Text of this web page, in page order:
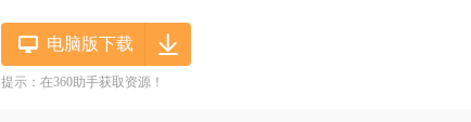
电脑版下载
提示：在360助手获取资源！